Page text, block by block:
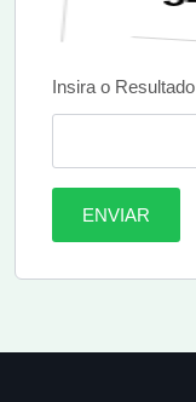
Insira o Resultado
ENVIAR